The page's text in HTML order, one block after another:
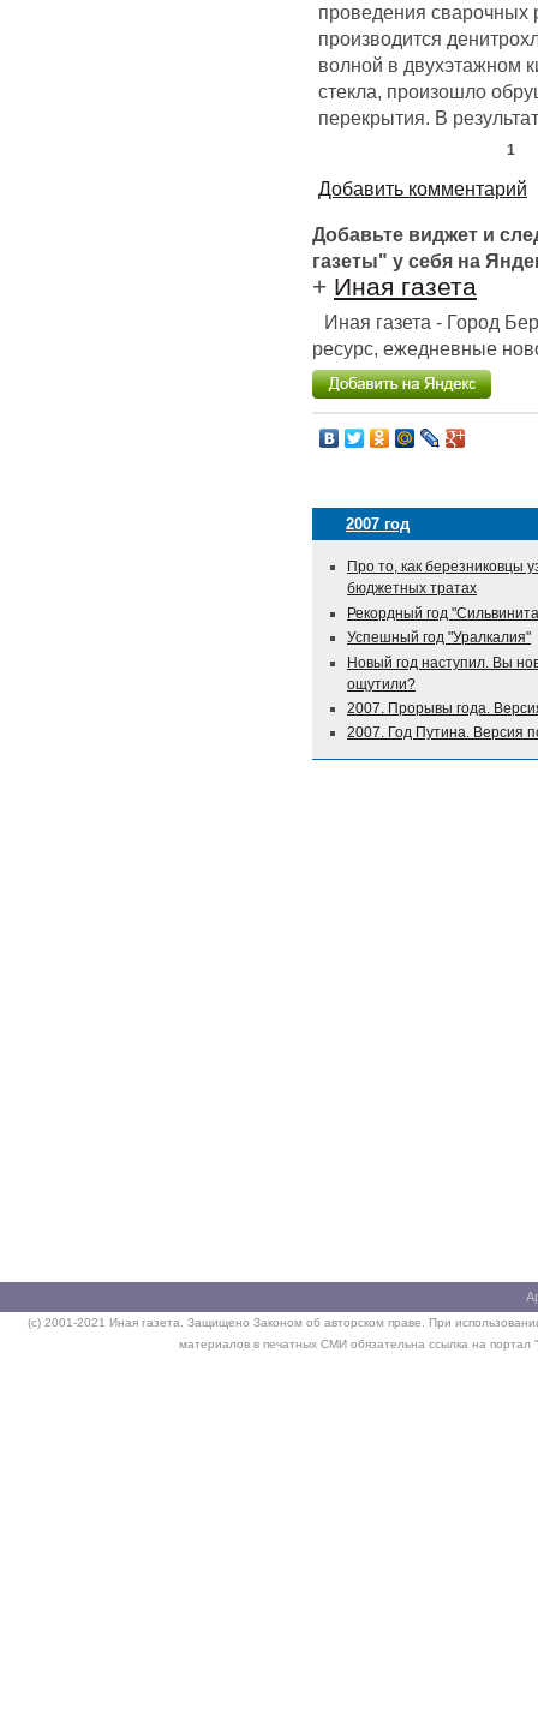
проведения
производится
волной в двухэтажном
стекла, произошло
перекрытия. В
1
Добавить комментарий
Добавьте виджет и
газеты" у себя на
+ Иная газета
Иная газета - Город
ресурс, ежедневные
2007 год
Про то, как березниковцы
бюджетных тратах
Рекордный год
Успешный год "Уралкалия"
Новый год наступил. Вы
ощутили?
2007. Прорывы года.
2007. Год Путина. Версия
(c) 2001-2021 Иная газета. Защищено Законом об авторском праве. При
материалов в печатных СМИ обязательна ссылка на